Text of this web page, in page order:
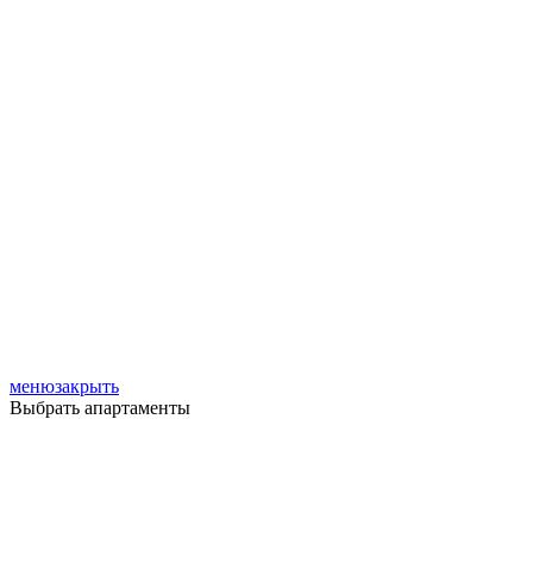
менюзакрыть
Выбрать апартаменты